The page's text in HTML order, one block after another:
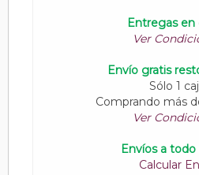
Entregas en
Ver
Envío gratis
Sólo 1
Comprando más
Ver
Envíos a todo
Calcular